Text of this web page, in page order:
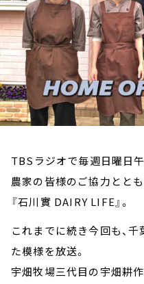
TBSラジオで毎週日曜日
農家の皆様のご協力とと
『石川實 DAIRY LIFE』。
これまでに続き今回も、
た模様を放送。
宇畑牧場三代目の宇畑耕